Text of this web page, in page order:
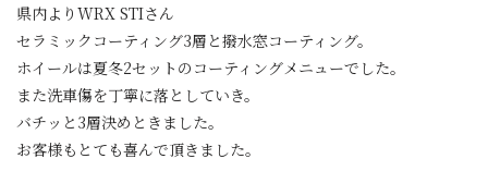
県内よりWRX STIさん
セラミックコーティング3層と撥水窓コーティング。
ホイールは夏冬2セットのコーティングメニューでした。
また洗車傷を丁寧に落としていき。
バチッと3層決めときました。
お客様もとても喜んで頂きました。